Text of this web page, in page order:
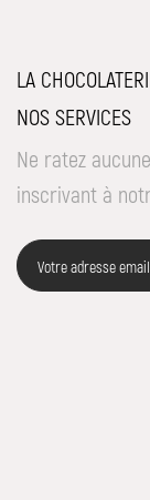
LA
NOS SERVICES
Ne ratez
inscrivant à